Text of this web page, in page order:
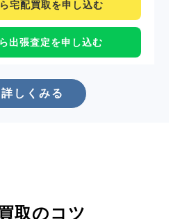
宅配買取を申し込む
出張査定を申し込む
詳しくみる
取のコツ